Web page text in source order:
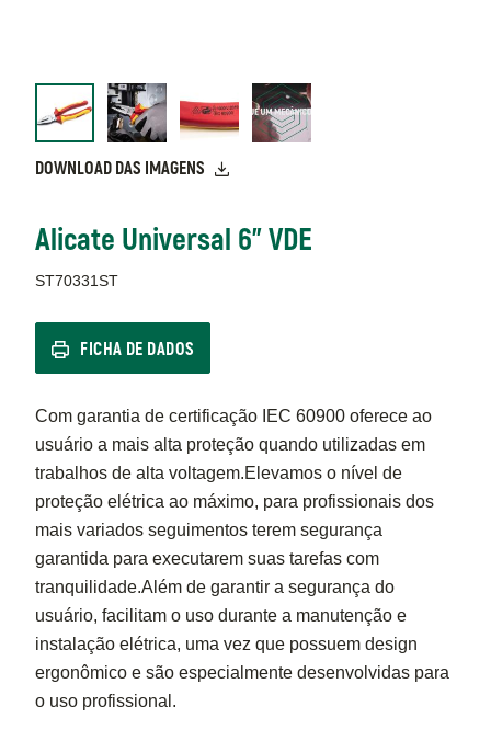
DOWNLOAD DAS IMAGENS
Alicate Universal 6" VDE
ST70331ST
FICHA DE DADOS
Com garantia de certificação IEC 60900 oferece ao
usuário a mais alta proteção quando utilizadas em
trabalhos de alta voltagem.Elevamos o nível de
proteção elétrica ao máximo, para profissionais dos
mais variados seguimentos terem segurança
garantida para executarem suas tarefas com
tranquilidade.Além de garantir a segurança do
usuário, facilitam o uso durante a manutenção e
instalação elétrica, uma vez que possuem design
ergonômico e são especialmente desenvolvidas para
o uso profissional.